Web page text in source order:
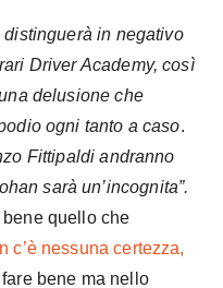
distinguerà in negativo
Driver Academy, così
delusione che
ogni tanto a caso.
Fittipaldi andranno
sarà un’incognita”.
quello che
c’è nessuna certezza,
bene ma nello